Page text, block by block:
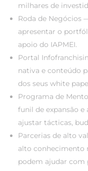
milhares de
Roda de
apresentar o
apoio do IAPMEI.
Portal
nativa e conteúdo
dos seus white
Programa de
funil de expansão
ajustar tácticas,
Parcerias de alto
alto conhecimento
podem ajudar com